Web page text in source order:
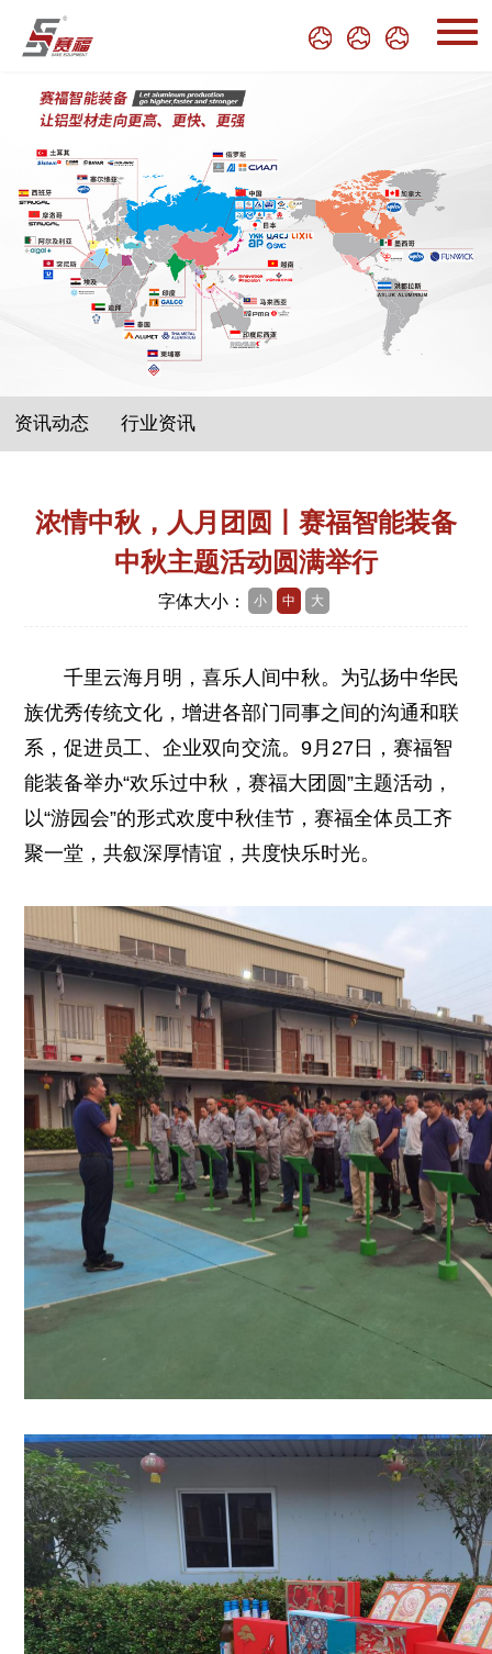
资讯动态 行业资讯
浓情中秋，人月团圆丨赛福智能装备
中秋主题活动圆满举行
字体大小： 小 中 大
千里云海月明，喜乐人间中秋。为弘扬中华民
族优秀传统文化，增进各部门同事之间的沟通和联
系，促进员工、企业双向交流。9月27日，赛福智
能装备举办“欢乐过中秋，赛福大团圆”主题活动，
以“游园会”的形式欢度中秋佳节，赛福全体员工齐
聚一堂，共叙深厚情谊，共度快乐时光。